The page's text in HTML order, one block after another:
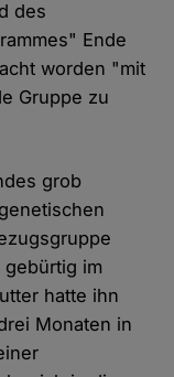
des
Ende
worden "mit
Gruppe zu
grob
gebürtig im
hatte ihn
Monaten in